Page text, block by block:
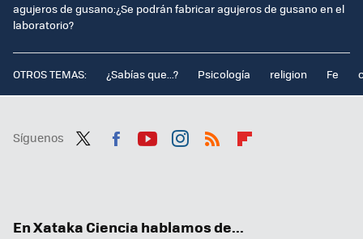
agujeros de gusano:¿Se podrán fabricar agujeros de gusano en el
laboratorio?
OTROS TEMAS: ¿Sabías que...? Psicología religion Fe
Síguenos
En Xataka Ciencia hablamos de...